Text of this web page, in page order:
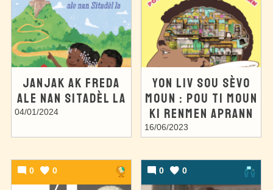
JANJAK AK FREDA
ALE NAN SITADÈL LA
04/01/2024
YON LIV SOU SÈVO
MOUN : POU TI MOUN
KI RENMEN APRANN
16/06/2023
0 0 0 0